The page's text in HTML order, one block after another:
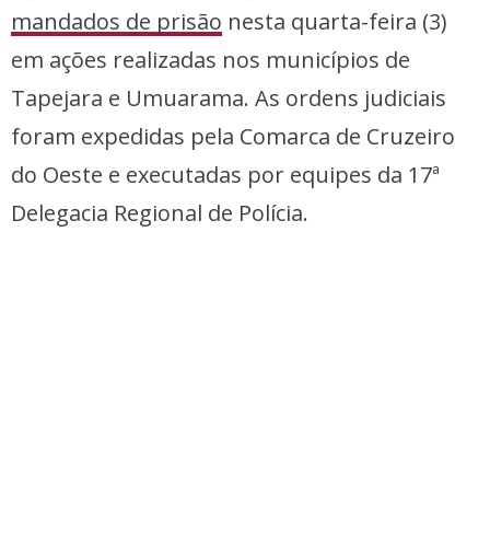
mandados de prisão nesta quarta-feira (3)
em ações realizadas nos municípios de
Tapejara e Umuarama. As ordens judiciais
foram expedidas pela Comarca de Cruzeiro
do Oeste e executadas por equipes da 17ª
Delegacia Regional de Polícia.